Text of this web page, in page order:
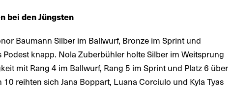
bei den Jüngsten
Baumann Silber im Ballwurf, Bronze im Sprint und
knapp. Nola Zuberbühler holte Silber im Weitsprung
mit Rang 4 im Ballwurf, Rang 5 im Sprint und Platz 6 über
reihten sich Jana Boppart, Luana Corciulo und Kyla Tyas